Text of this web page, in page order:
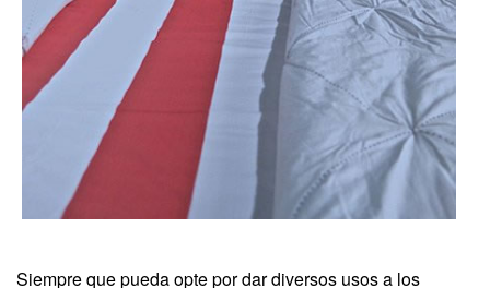
Siempre que pueda opte por dar diversos usos a los